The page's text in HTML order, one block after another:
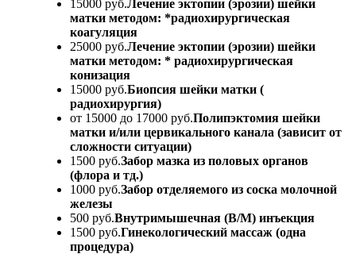
15000 руб.Лечение эктопии (эрозии) шейки
матки методом: *радиохирургическая
коагуляция
25000 руб.Лечение эктопии (эрозии) шейки
матки методом: * радиохирургическая
конизация
15000 руб.Биопсия шейки матки (
радиохирургия)
от 15000 до 17000 руб.Полипэктомия шейки
матки и/или цервикального канала (зависит от
сложности ситуации)
1500 руб.Забор мазка из половых органов
(флора и тд.)
1000 руб.Забор отделяемого из соска молочной
железы
500 руб.Внутримышечная (В/М) инъекция
1500 руб.Гинекологический массаж (одна
процедура)